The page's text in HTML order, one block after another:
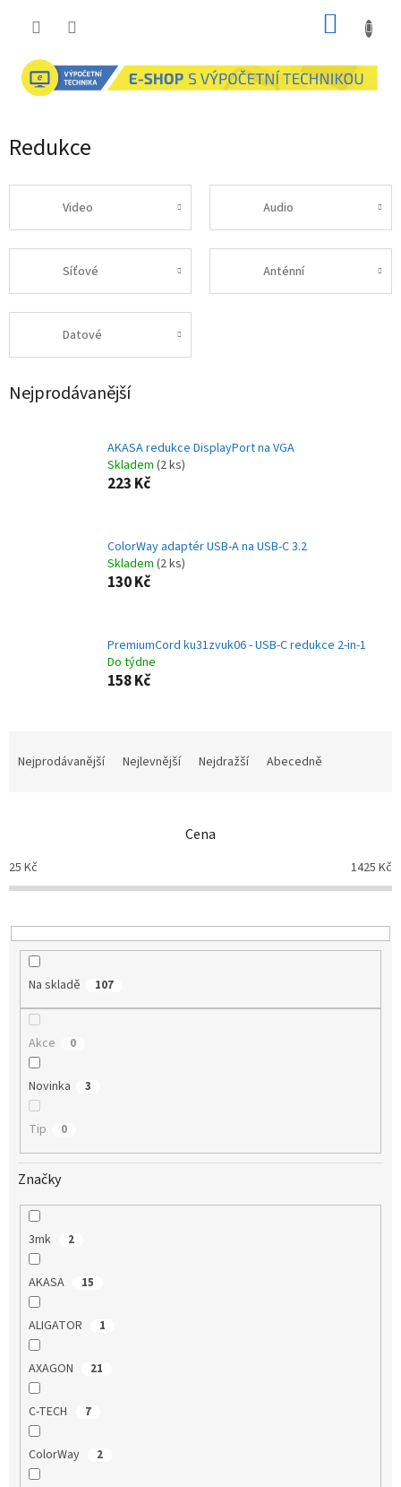
Redukce
Video Audio
Síťové Anténní
Datové
Nejprodávanější
AKASA redukce DisplayPort na VGA
Skladem (2 ks)
223 Kč
ColorWay adaptér USB-A na USB-C 3.2
Skladem (2 ks)
130 Kč
PremiumCord ku31zvuk06 - USB-C redukce 2-in-1
Do týdne
158 Kč
p
r
o
u
Nejprodávanější Nejlevnější Nejdražší Abecedně
Cena
25 Kč 1425 Kč
Na skladě 107
Akce 0
Novinka 3
Tip 0
Značky
3mk 2
AKASA 15
ALIGATOR 1
AXAGON 21
C-TECH 7
ColorWay 2